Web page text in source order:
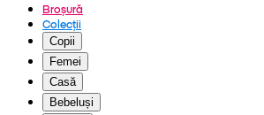
Broșură
Colecții
Copii
Femei
Casă
Bebeluși